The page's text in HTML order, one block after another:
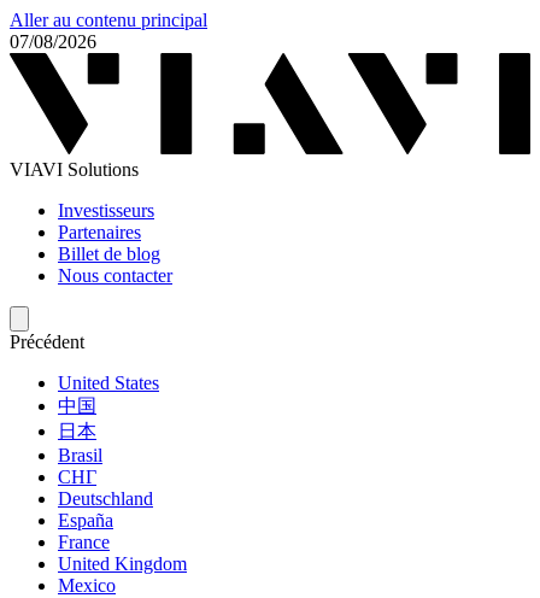
Aller au contenu principal
07/08/2026
VIAVI Solutions
Investisseurs
Partenaires
Billet de blog
Nous contacter
Précédent
United States
中国
日本
Brasil
СНГ
Deutschland
España
France
United Kingdom
Mexico